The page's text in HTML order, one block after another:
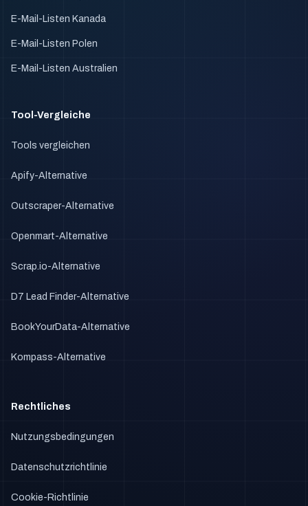
E-Mail-Listen Kanada
E-Mail-Listen Polen
E-Mail-Listen Australien
Tool-Vergleiche
Tools vergleichen
Apify-Alternative
Outscraper-Alternative
Openmart-Alternative
Scrap.io-Alternative
D7 Lead Finder-Alternative
BookYourData-Alternative
Kompass-Alternative
Rechtliches
Nutzungsbedingungen
Datenschutzrichtlinie
Cookie-Richtlinie